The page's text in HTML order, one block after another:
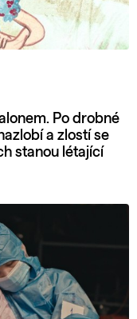
Po drobné
a zlostí se
stanou létající